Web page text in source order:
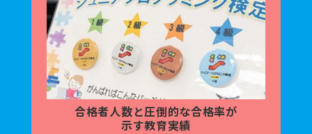
合格者人数と圧倒的な合格率が
示す教育実績